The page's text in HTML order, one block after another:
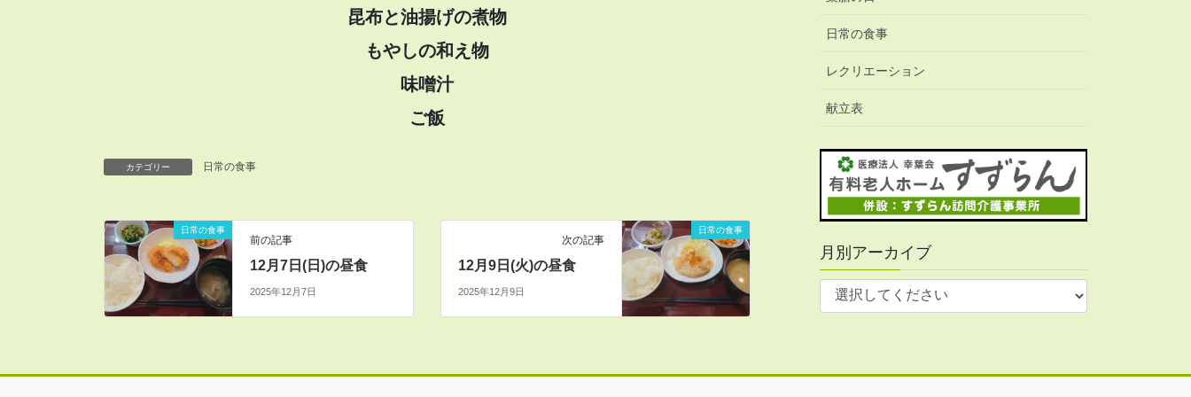
昆布と油揚げの煮物
もやしの和え物
味噌汁
ご飯
カテゴリー 日常の食事
日常の食事
前の記事
12月7日(日)の昼食
2025年12月7日
日常の食事
次の記事
12月9日(火)の昼食
2025年12月9日
日常の食事
レクリエーション
献立表
月別アーカイブ